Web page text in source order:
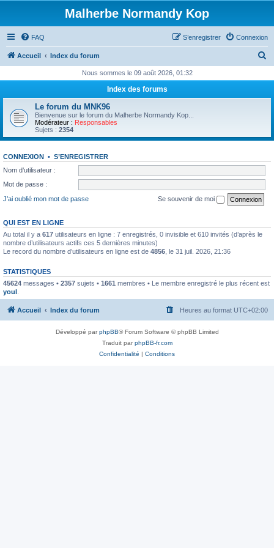
Malherbe Normandy Kop
FAQ Connexion
S’enregistrer
Accueil Index du forum
h
c
Nous sommes le 09 août 2026, 01:32
Index des forums
Le forum du MNK96
Bienvenue sur le forum du Malherbe Normandy Kop...
Modérateur : Responsables
Sujets : 2354
CONNEXION • S’ENREGISTRER
Nom d’utilisateur :
Mot de passe :
J’ai oublié mon mot de passe
Se souvenir de moi
QUI EST EN LIGNE
Au total il y a 617 utilisateurs en ligne : 7 enregistrés, 0 invisible et 610 invités (d’après le
nombre d’utilisateurs actifs ces 5 dernières minutes)
Le record du nombre d’utilisateurs en ligne est de 4856 , le 31 juil. 2026, 21:36
STATISTIQUES
45624 messages • 2357 sujets • 1661 membres • Le membre enregistré le plus récent est
youl
Accueil Index du forum Heures au format UTC+02:00
Développé parphpBB® Forum Software © phpBB Limited
Traduit parphpBB-fr.com
Confidentialité | Conditions